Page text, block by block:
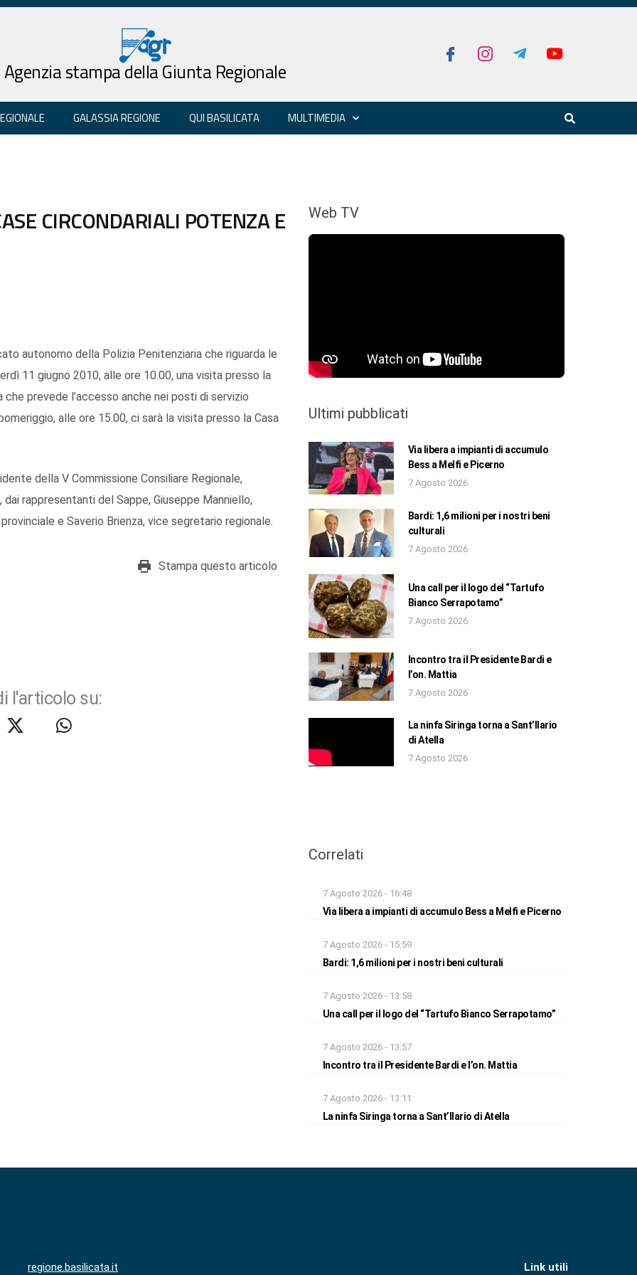
Agenzia stampa della Giunta Regionale
GALASSIA REGIONE QUI BASILICATA MULTIMEDIA
CIRCONDARIALI POTENZA E
autonomo della Polizia Penitenziaria che riguarda le
11 giugno 2010, alle ore 10.00, una visita presso la
prevede l’accesso anche nei posti di servizio
alle ore 15.00, ci sarà la visita presso la Casa
della V Commissione Consiliare Regionale,
rappresentanti del Sappe, Giuseppe Manniello,
e Saverio Brienza, vice segretario regionale.
Stampa questo articolo
l'articolo su:
Web TV
Ultimi pubblicati
Via libera a impianti di accumulo
Bess a Melfi e Picerno
7 Agosto 2026
Bardi: 1,6 milioni per i nostri beni
culturali
7 Agosto 2026
Una call per il logo del “Tartufo
Bianco Serrapotamo”
7 Agosto 2026
Incontro tra il Presidente Bardi e
l’on. Mattia
7 Agosto 2026
La ninfa Siringa torna a Sant’Ilario
di Atella
7 Agosto 2026
Correlati
7 Agosto 2026 - 16:48
Via libera a impianti di accumulo Bess a Melfi e Picerno
7 Agosto 2026 - 15:59
Bardi: 1,6 milioni per i nostri beni culturali
7 Agosto 2026 - 13:58
Una call per il logo del “Tartufo Bianco Serrapotamo”
7 Agosto 2026 - 13:57
Incontro tra il Presidente Bardi e l’on. Mattia
7 Agosto 2026 - 13:11
La ninfa Siringa torna a Sant’Ilario di Atella
regione.basilicata.it Link utili